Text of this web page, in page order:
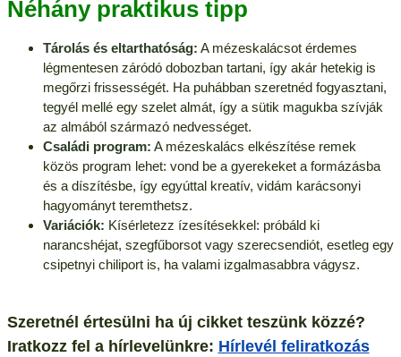
Néhány praktikus tipp
Tárolás és eltarthatóság: A mézeskalácsot érdemes
légmentesen záródó dobozban tartani, így akár hetekig is
megőrzi frissességét. Ha puhábban szeretnéd fogyasztani,
tegyél mellé egy szelet almát, így a sütik magukba szívják
az almából származó nedvességet.
Családi program: A mézeskalács elkészítése remek
közös program lehet: vond be a gyerekeket a formázásba
és a díszítésbe, így egyúttal kreatív, vidám karácsonyi
hagyományt teremthetsz.
Variációk: Kísérletezz ízesítésekkel: próbáld ki
narancshéjat, szegfűborsot vagy szerecsendiót, esetleg egy
csipetnyi chiliport is, ha valami izgalmasabbra vágysz.
Szeretnél értesülni ha új cikket teszünk közzé?
Iratkozz fel a hírlevelünkre: Hírlevél feliratkozás